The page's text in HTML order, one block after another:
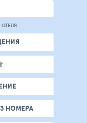
ОТЕЛЯ
НОМЕРА